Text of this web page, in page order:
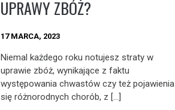
UPRAWY ZBÓŻ?
17 MARCA, 2023
Niemal każdego roku notujesz straty w
uprawie zbóż, wynikające z faktu
występowania chwastów czy też pojawienia
się różnorodnych chorób, z […]